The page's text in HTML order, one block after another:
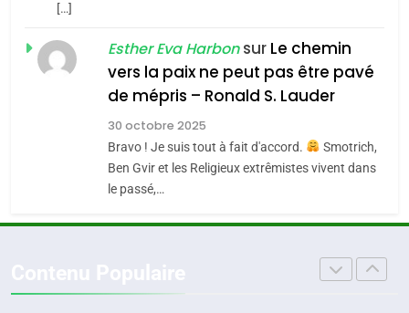
Accords d’Isaac:
l’alliance pourrait
s’étendre à 13 pays
d’Amérique latine
ISRAÉL JUDAISME
2025, l’année la plus
meurtrière selon le
FIÈRE, DIGNE ET RÉSILIENTE :
[…]
Esther Eva Harbonsur Le chemin
vers la paix ne peut pas être pavé
de mépris – Ronald S. Lauder
30 octobre 2025
Bravo ! Je suis tout à fait d'accord.
Smotrich,
Ben Gvir et les Religieux extrêmistes vivent dans
le passé,…
JUDAISME
Maroc : Les amandes de
Tafraout, le miel de Tadla
Azilal consacrés produits
du terroir
DAFINA MAROC
Oeil ravageur – Vanessa De